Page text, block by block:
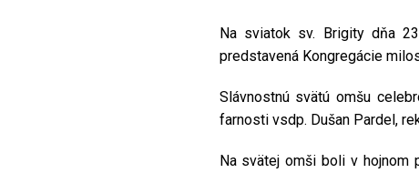
Na sviatok sv. Brigity dňa
predstavená Kongregácie
Slávnostnú svätú omšu
farnosti vsdp. Dušan Pardel,
Na svätej omši boli v hojnom